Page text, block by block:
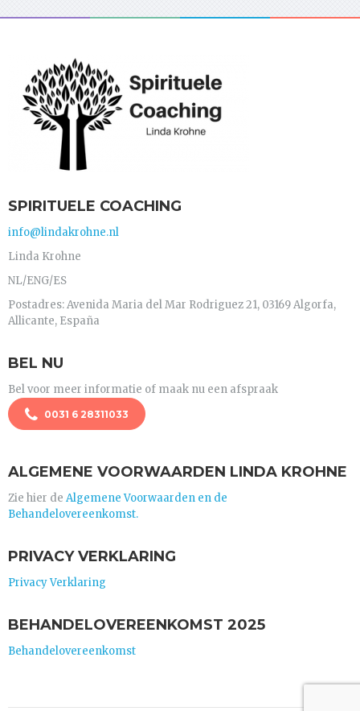
SPIRITUELE COACHING
info@lindakrohne.nl
Linda Krohne
NL/ENG/ES
Postadres: Avenida Maria del Mar Rodriguez 21, 03169 Algorfa,
Allicante, España
BEL NU
Bel voor meer informatie of maak nu een afspraak
0031 6 28311033
ALGEMENE VOORWAARDEN LINDA KROHNE
Zie hier de Algemene Voorwaarden en de
Behandelovereenkomst.
PRIVACY VERKLARING
Privacy Verklaring
BEHANDELOVEREENKOMST 2025
Behandelovereenkomst